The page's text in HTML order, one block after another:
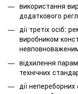
використання
додаткового
дії третіх осіб:
виробником
відхилення
технічних
дії